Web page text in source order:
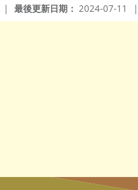
最後更新日期： 2024-07-11 |
|